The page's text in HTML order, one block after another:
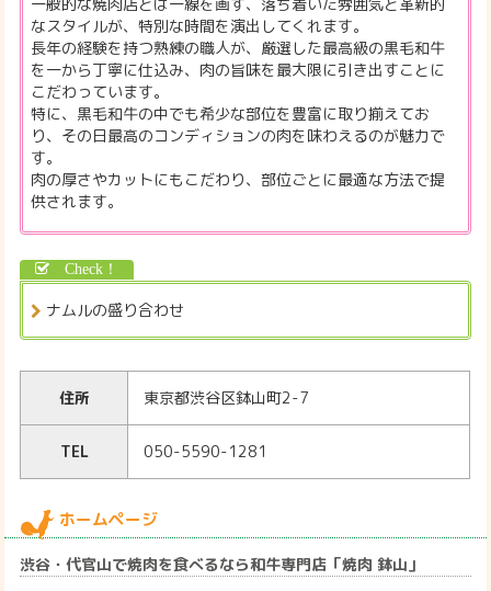
なスタイルが、特別な時間を演出してくれます。
長年の経験を持つ熟練の職人が、厳選した最高級の黒毛和牛
を一から丁寧に仕込み、肉の旨味を最大限に引き出すことに
こだわっています。
特に、黒毛和牛の中でも希少な部位を豊富に取り揃えてお
り、その日最高のコンディションの肉を味わえるのが魅力で
す。
肉の厚さやカットにもこだわり、部位ごとに最適な方法で提
供されます。
ナムルの盛り合わせ
住所 東京都渋谷区鉢山町2-7
TEL 050-5590-1281
ホームページ
渋谷・代官山で焼肉を食べるなら和牛専門店「焼肉 鉢山」